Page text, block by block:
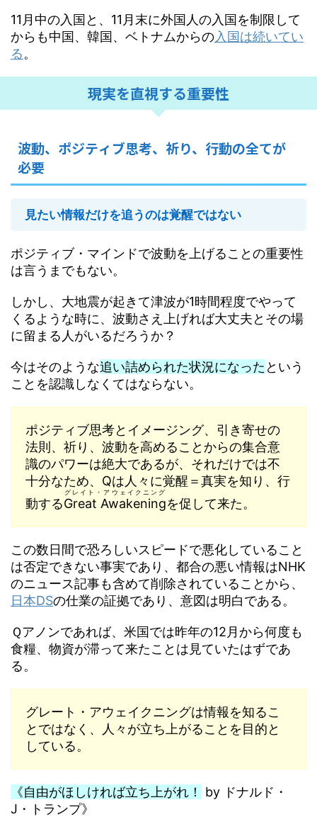
11月中の入国と、11月末に外国人の入国を制限して
からも中国、韓国、ベトナムからの入国は続いてい
る。
現実を直視する重要性
波動、ポジティブ思考、祈り、行動の全てが
必要
見たい情報だけを追うのは覚醒ではない
ポジティブ・マインドで波動を上げることの重要性
は言うまでもない。
しかし、大地震が起きて津波が1時間程度でやって
くるような時に、波動さえ上げれば大丈夫とその場
に留まる人がいるだろうか？
今はそのような追い詰められた状況になった という
ことを認識しなくてはならない。
ポジティブ思考とイメージング、引き寄せの
法則、祈り、波動を高めることからの集合意
識のパワーは絶大であるが、それだけでは不
十分なため、Qは人々に覚醒＝真実を知り、行
動するGreat Awakening
グレイト・アウェイクニング
を促して来た。
この数日間で恐ろしいスピードで悪化していること
は否定できない事実であり、都合の悪い情報はNHK
のニュース記事も含めて削除されていることから、
日本DSの仕業の証拠であり、意図は明白である。
Ｑアノンであれば、米国では昨年の12月から何度も
食糧、物資が滞って来たことは見ていたはずであ
る。
グレート・アウェイクニングは情報を知るこ
とではなく、人々が立ち上がることを目的と
している。
《自由がほしければ立ち上がれ！
by ドナルド・
J・トランプ》